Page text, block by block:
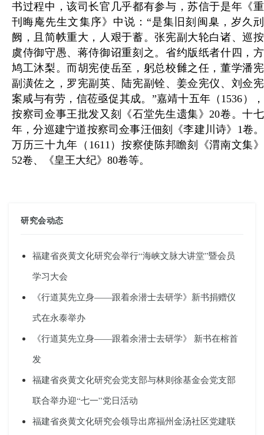
书过程中，该司长官几乎都有参与，苏信于是年《重
刊晦庵先生文集序》中说：“是集旧刻闽臬，岁久刓
阙，且简帙重大，人艰于蓄。张宪副大轮白诸、巡按
虞侍御守愚、蒋侍御诏重刻之。省约版纸者什四，方
鸠工沐梨。而胡宪使岳至，躬总校雠之任，董学潘宪
副潢佐之，罗宪副英、陆宪副铨、姜佥宪仪、刘佥宪
案咸与有劳，信莅亟促其成。”嘉靖十五年（ 1536 ），
按察司佥事王批发又刻《石堂先生遗集》20卷。十七
年，分巡建宁道按察司佥事汪佃刻《李建川诗》 1卷。
万历三十九年（ 1611 ）按察使陈邦瞻刻《渭南文集》
52卷、《皇王大纪》 80卷等。
研究会动态
福建省炎黄文化研究会举行“海峡文脉大讲堂”暨会员
学习大会
《行道莫先立身——跟着余潜士去研学》新书捐赠仪
式在永泰举办
《行道莫先立身——跟着余潜士去研学》 新书在榕首
发
福建省炎黄文化研究会党支部与林则徐基金会党支部
联合举办迎“七一”党日活动
福建省炎黄文化研究会领导出席福州金汤社区党建联